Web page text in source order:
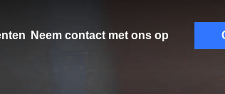
Neem contact met ons op